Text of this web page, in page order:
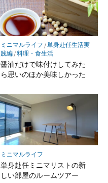
ミニマルライフ /単身赴任生活実
践編/料理・食生活
醤油だけで味付けしてみた
ら思いのほか美味しかった
ミニマルライフ
単身赴任ミニマリストの新
しい部屋のルームツアー